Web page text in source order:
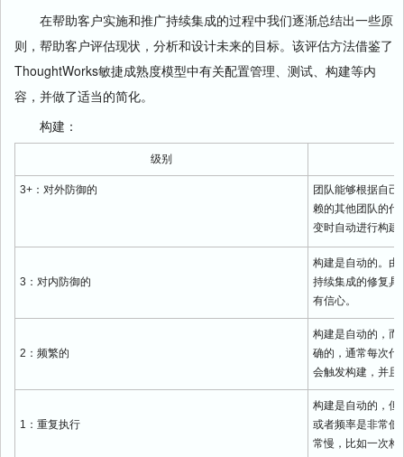
在帮助客户实施和推广持续集成的过程中我们逐渐总结出一些原
则，帮助客户评估现状，分析和设计未来的目标。该评估方法借鉴了
ThoughtWorks敏捷成熟度模型中有关配置管理、测试、构建等内
容，并做了适当的简化。
构建：
级别
3+：对外防御的
团队能够根据自己
赖的其他团队的代
变时自动进行构建
3：对内防御的
构建是自动的。由
持续集成的修复具
有信心。
2：频繁的
构建是自动的，而
确的，通常每次代
会触发构建，并且
1：重复执行
构建是自动的，但
或者频率是非常低
常慢，比如一次构